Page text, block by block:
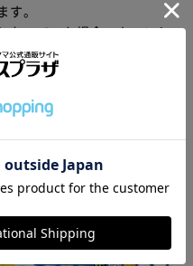
。
なっていた場合、キャンセ
たしております。
いいたします。
したオススメ商品です。
すすめ ▼